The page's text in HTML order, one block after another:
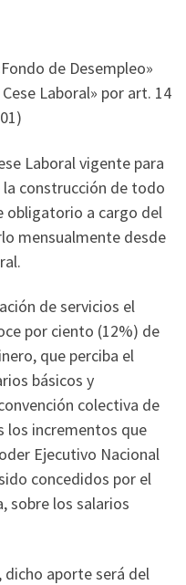
de Desempleo»
Laboral» por art. 14
Laboral vigente para
construcción de todo
obligatorio a cargo del
mensualmente desde
de servicios el
por ciento (12%) de
que perciba el
básicos y
colectiva de
los incrementos que
Ejecutivo Nacional
concedidos por el
sobre los salarios
aporte será del